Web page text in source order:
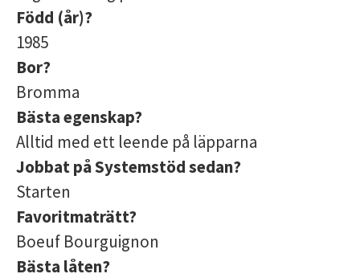
Född (år)?
1985
Bor?
Bromma
Bästa egenskap?
Alltid med ett leende på läpparna
Jobbat på Systemstöd sedan?
Starten
Favoritmaträtt?
Boeuf Bourguignon
Bästa låten?